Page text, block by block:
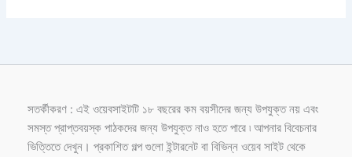
সতর্কীকরণ : এই ওয়েবসাইটটি ১৮ বছরের কম বয়সীদের জন্য উপযুক্ত নয় এবং
সমস্ত প্রাপ্তবয়স্ক পাঠকদের জন্য উপযুক্ত নাও হতে পারে ৷ আপনার বিবেচনার
ভিত্তিতে দেখুন। প্রকাশিত গল্প গুলো ইন্টারনেট বা বিভিন্ন ওয়েব সাইট থেকে